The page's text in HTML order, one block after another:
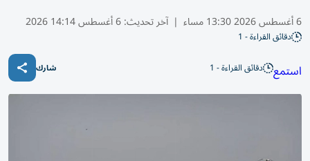
6 أغسطس 2026 13:30 مساء | آخر تحديث:6 أغسطس 14:14 2026
دقائق القراءة - 1
استمع دقائق القراءة - 1 شارك